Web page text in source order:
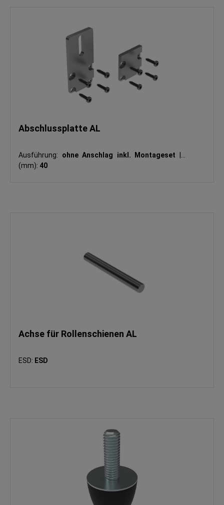
Abschlussplatte AL
Ausführung: ohne Anschlag inkl. Montageset
(mm): 40
Achse für Rollenschienen AL
ESD: ESD